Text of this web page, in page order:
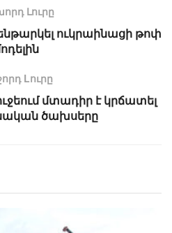
Լուրը
ուկրաինացի թոփ
Lուրը
մտադիր է կրճատել
ծախսերը